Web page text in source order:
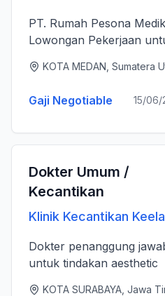
PT. Rumah Pesona
Lowongan Pekerjaan
layanan medis estetika
dan berkualitas tinggi
KOTA MEDAN, Sumatera
Gaji Negotiable 15/06/
Dokter Umum /
Kecantikan
Klinik Kecantikan Keela
Dokter penanggung jawab Menangani
untuk tindakan aesthetic
KOTA SURABAYA, Jawa